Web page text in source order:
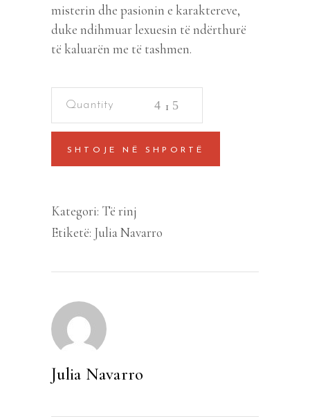
misterin dhe pasionin e karaktereve,
duke ndihmuar lexuesin të ndërthurë
të kaluarën me të tashmen.
Pëlhurës
së
SHTOJE NË SHPORTË
Kategori: Të rinj
Etiketë: Julia Navarro
Julia Navarro